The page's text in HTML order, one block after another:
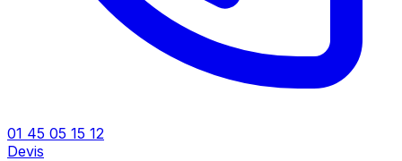
01 45 05 15 12
Devis